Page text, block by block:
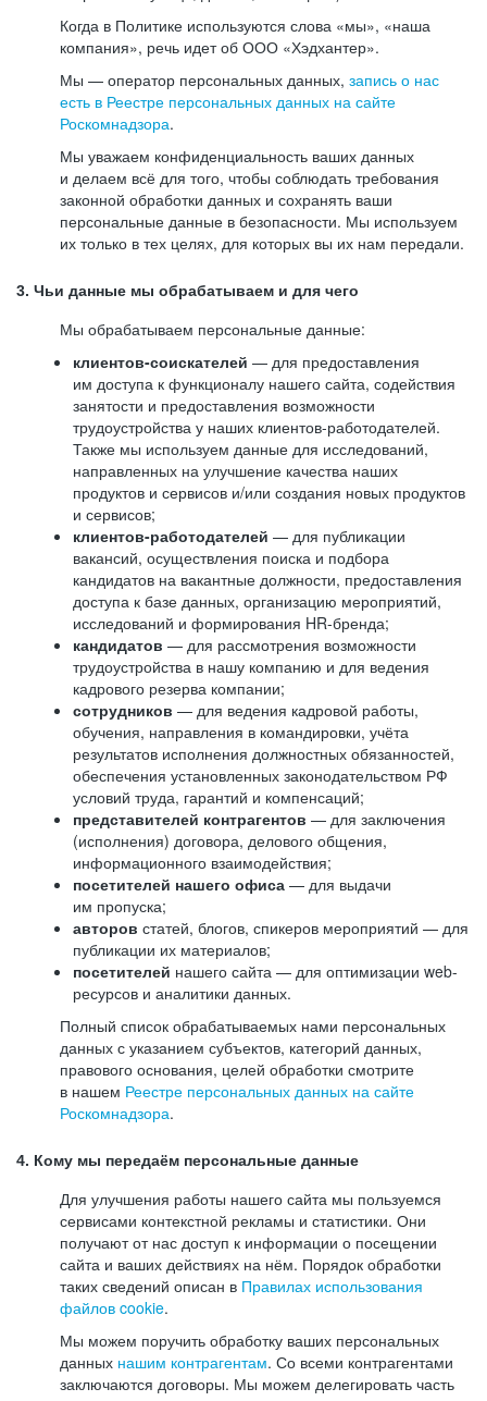
Когда в Политике используются слова «мы», «наша
компания», речь идет об ООО «Хэдхантер».
Мы — оператор персональных данных, запись о нас
есть в Реестре персональных данных на сайте
Роскомнадзора.
Мы уважаем конфиденциальность ваших данных
и делаем всё для того, чтобы соблюдать требования
законной обработки данных и сохранять ваши
персональные данные в безопасности. Мы используем
их только в тех целях, для которых вы их нам передали.
3. Чьи данные мы обрабатываем и для чего
Мы обрабатываем персональные данные:
клиентов-соискателей — для предоставления
им доступа к функционалу нашего сайта, содействия
занятости и предоставления возможности
трудоустройства у наших клиентов-работодателей.
Также мы используем данные для исследований,
направленных на улучшение качества наших
продуктов и сервисов и/или создания новых продуктов
и сервисов;
клиентов-работодателей — для публикации
вакансий, осуществления поиска и подбора
кандидатов на вакантные должности, предоставления
доступа к базе данных, организацию мероприятий,
исследований и формирования HR-бренда;
кандидатов — для рассмотрения возможности
трудоустройства в нашу компанию и для ведения
кадрового резерва компании;
сотрудников — для ведения кадровой работы,
обучения, направления в командировки, учёта
результатов исполнения должностных обязанностей,
обеспечения установленных законодательством РФ
условий труда, гарантий и компенсаций;
представителей контрагентов — для заключения
(исполнения) договора, делового общения,
информационного взаимодействия;
посетителей нашего офиса — для выдачи
им пропуска;
авторов статей, блогов, спикеров мероприятий — для
публикации их материалов;
посетителей нашего сайта — для оптимизации web-
ресурсов и аналитики данных.
Полный список обрабатываемых нами персональных
данных с указанием субъектов, категорий данных,
правового основания, целей обработки смотрите
в нашем Реестре персональных данных на сайте
Роскомнадзора.
4. Кому мы передаём персональные данные
Для улучшения работы нашего сайта мы пользуемся
сервисами контекстной рекламы и статистики. Они
получают от нас доступ к информации о посещении
сайта и ваших действиях на нём. Порядок обработки
таких сведений описан в Правилах использования
файлов cookie.
Мы можем поручить обработку ваших персональных
данных нашим контрагентам. Со всеми контрагентами
заключаются договоры. Мы можем делегировать часть